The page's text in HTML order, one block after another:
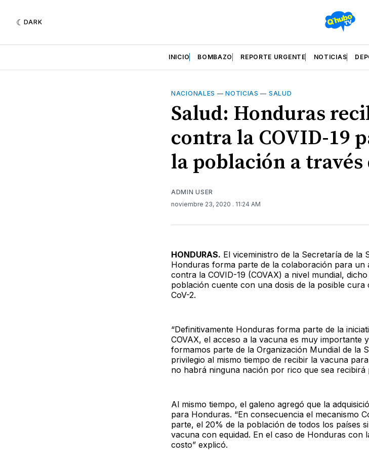
DARK
INICIO BOMBAZO REPORTE URGENTE NOTICIAS
NACIONALES —NOTICIAS — SALUD
Salud: Honduras
contra la COVID-19
la población a través
ADMIN USER
noviembre 23, 2020 . 11:24 AM
HONDURAS. El viceministro de la Secretaría de la
Honduras forma parte de la colaboración para un
contra la COVID-19 (COVAX) a nivel mundial,
población cuente con una dosis de la posible
CoV-2.
“Definitivamente Honduras forma parte de la
COVAX, el acceso a la vacuna es muy importante
formamos parte de la Organización Mundial de la
privilegio al mismo tiempo de recibir la vacuna
no habrá ninguna nación por rico que sea
Al mismo tiempo, el galeno agregó que la
para Honduras. “En consecuencia el mecanismo
parte, el 20% de la población de todos los países
vacuna con equidad. En el caso de Honduras con
costo” explicó.